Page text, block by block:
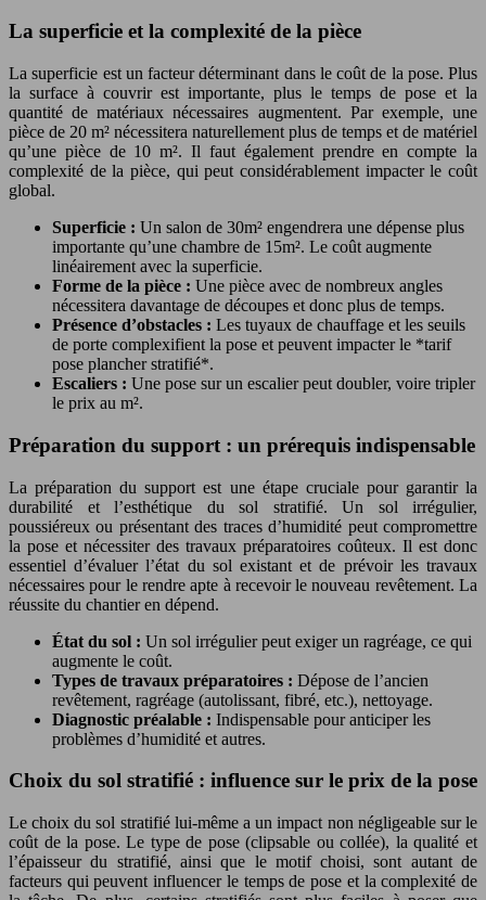
La superficie et la complexité de la pièce
La superficie est un facteur déterminant dans le coût de la pose. Plus
la surface à couvrir est importante, plus le temps de pose et la
quantité de matériaux nécessaires augmentent. Par exemple, une
pièce de 20 m² nécessitera naturellement plus de temps et de matériel
qu’une pièce de 10 m². Il faut également prendre en compte la
complexité de la pièce, qui peut considérablement impacter le coût
global.
Superficie : Un salon de 30m² engendrera une dépense plus
importante qu’une chambre de 15m². Le coût augmente
linéairement avec la superficie.
Forme de la pièce : Une pièce avec de nombreux angles
nécessitera davantage de découpes et donc plus de temps.
Présence d’obstacles : Les tuyaux de chauffage et les seuils
de porte complexifient la pose et peuvent impacter le *tarif
pose plancher stratifié*.
Escaliers : Une pose sur un escalier peut doubler, voire tripler
le prix au m².
Préparation du support : un prérequis indispensable
La préparation du support est une étape cruciale pour garantir la
durabilité et l’esthétique du sol stratifié. Un sol irrégulier,
poussiéreux ou présentant des traces d’humidité peut compromettre
la pose et nécessiter des travaux préparatoires coûteux. Il est donc
essentiel d’évaluer l’état du sol existant et de prévoir les travaux
nécessaires pour le rendre apte à recevoir le nouveau revêtement. La
réussite du chantier en dépend.
État du sol : Un sol irrégulier peut exiger un ragréage, ce qui
augmente le coût.
Types de travaux préparatoires : Dépose de l’ancien
revêtement, ragréage (autolissant, fibré, etc.), nettoyage.
Diagnostic préalable : Indispensable pour anticiper les
problèmes d’humidité et autres.
Choix du sol stratifié : influence sur le prix de la pose
Le choix du sol stratifié lui-même a un impact non négligeable sur le
coût de la pose. Le type de pose (clipsable ou collée), la qualité et
l’épaisseur du stratifié, ainsi que le motif choisi, sont autant de
facteurs qui peuvent influencer le temps de pose et la complexité de